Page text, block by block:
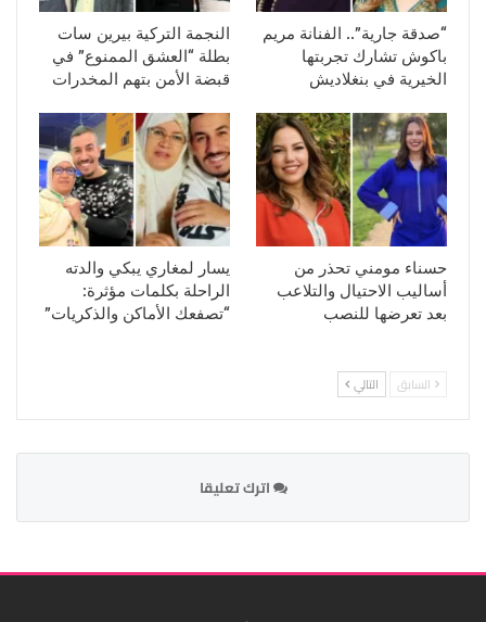
“صدقة جارية”.. الفنانة مريم
باكوش تشارك تجربتها
الخيرية في بنغلاديش
النجمة التركية بيرين سات
بطلة “العشق الممنوع” في
قبضة الأمن بتهم المخدرات
حسناء مومني تحذر من
أساليب الاحتيال والتلاعب
بعد تعرضها للنصب
يسار لمغاري يبكي والدته
الراحلة بكلمات مؤثرة:
“تصفعك الأماكن والذكريات”
السابق التالي
اترك تعليقا